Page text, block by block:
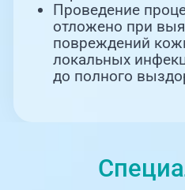
Проведение
отложено при
повреждений
локальных
до полного